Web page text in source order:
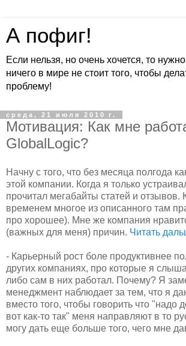
А пофиг!
Если нельзя, но очень хочется, то
ничего в мире не стоит того, чтобы
проблему!
среда, 21 июля 2010 г.
Мотивация: Как мне
GlobalLogic?
Начну с того, что без месяца полгода
этой компании. Когда я только
прочитал мегабайты статей и отзывов.
временем многое из описанного там
про хорошее). Мне же компания
(важных для меня) причин. Читать
- Карьерный рост боле продуктивнее
других компаниях, про которые я
либо сам в них работал. Почему? Я
менеджмент наблюдает за тем, что я
вместо того, чтобы говорить что "надо
вот как-то так" меня направляют в то
могу дать еще больше того, чего мне